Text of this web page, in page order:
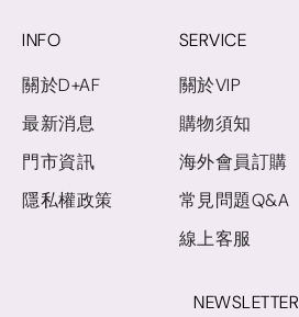
INFO
關於D+AF
最新消息
門市資訊
隱私權政策
SERVICE
關於VIP
購物須知
海外會員訂購
常見問題Q&A
線上客服
NEWSLETTER